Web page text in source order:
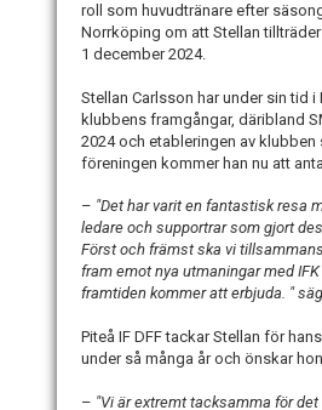
roll som huvudtränare efter
Norrköping om att Stellan
1 december 2024.
Stellan Carlsson har under sin tid i
klubbens framgångar, däribland
2024 och etableringen av
föreningen kommer han nu att
– "Det har varit en fantastisk resa
ledare och supportrar som gjort
Först och främst ska vi
fram emot nya utmaningar med
framtiden kommer att erbjuda. "
Piteå IF DFF tackar Stellan för
under så många år och önskar
– "Vi är extremt tacksamma för